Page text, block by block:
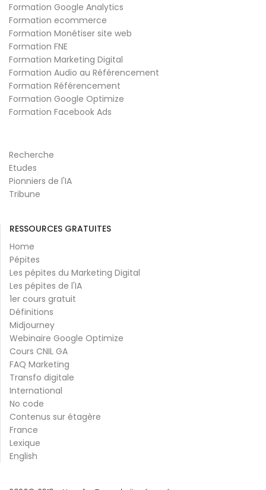
Formation Google Analytics
Formation ecommerce
Formation Monétiser site web
Formation FNE
Formation Marketing Digital
Formation Audio au Référencement
Formation Référencement
Formation Google Optimize
Formation Facebook Ads
Recherche
Etudes
Pionniers de l'IA
Tribune
RESSOURCES GRATUITES
Home
Pépites
Les pépites du Marketing Digital
Les pépites de l'IA
1er cours gratuit
Définitions
Midjourney
Webinaire Google Optimize
Cours CNIL GA
FAQ Marketing
Transfo digitale
International
No code
Contenus sur étagère
France
Lexique
English